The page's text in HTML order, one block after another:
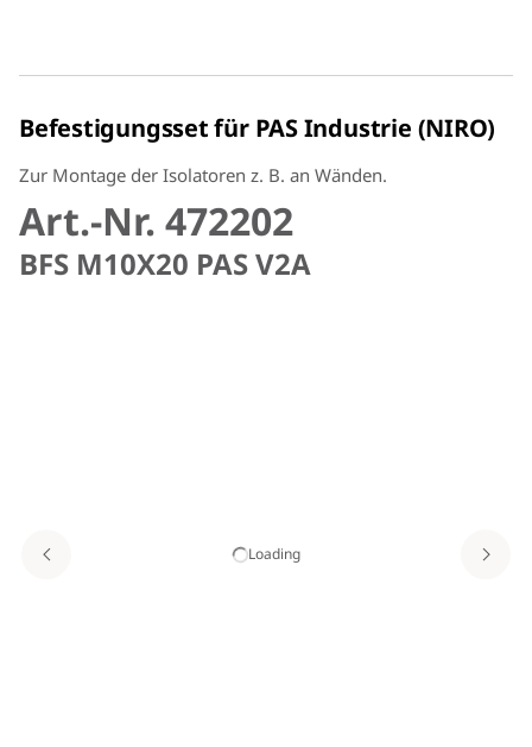
Befestigungsset für PAS Industrie (NIRO)
Zur Montage der Isolatoren z. B. an Wänden.
Art.-Nr. 472202
BFS M10X20 PAS V2A
Loading